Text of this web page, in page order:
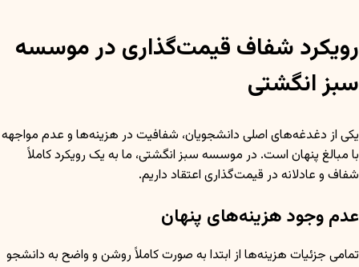
رویکرد شفاف قیمت‌گذاری در موسسه
سبز انگشتی
یکی از دغدغه‌های اصلی دانشجویان، شفافیت در هزینه‌ها و عدم مواجهه
با مبالغ پنهان است. در موسسه سبز انگشتی، ما به یک رویکرد کاملاً
شفاف و عادلانه در قیمت‌گذاری اعتقاد داریم.
عدم وجود هزینه‌های پنهان
تمامی جزئیات هزینه‌ها از ابتدا به صورت کاملاً روشن و واضح به دانشجو